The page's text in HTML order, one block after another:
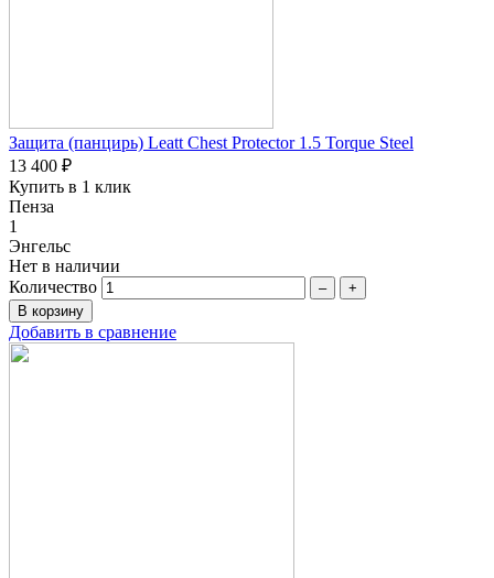
Защита (панцирь) Leatt Chest Protector 1.5 Torque Steel
13 400 ₽
Купить в 1 клик
Пенза
1
Энгельс
Нет в наличии
Количество
– +
Добавить в сравнение